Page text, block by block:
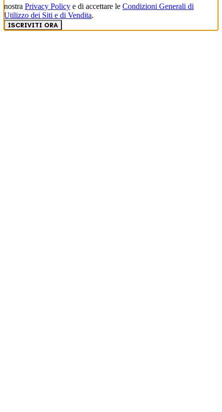
nostra Privacy Policy e di accettare le Condizioni Generali di
Utilizzo dei Siti e di Vendita.
ISCRIVITI ORA